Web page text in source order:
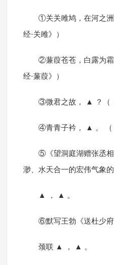
①关关雎鸠，在河之
经·关雎》）
②蒹葭苍苍，白露为
经·蒹葭》）
③微君之故， ▲ ？（
④青青子衿， ▲ 。 （
⑤《望洞庭湖赠张丞
渺、水天合一的宏伟气象
▲ ， ▲ 。
⑥默写王勃《送杜少府
颈联 ▲ ， ▲ 。